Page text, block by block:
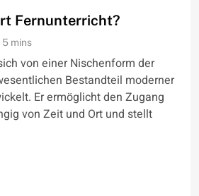
Fernunterricht?
5 mins
von einer Nischenform der
Bestandteil moderner
Er ermöglicht den Zugang
von Zeit und Ort und stellt